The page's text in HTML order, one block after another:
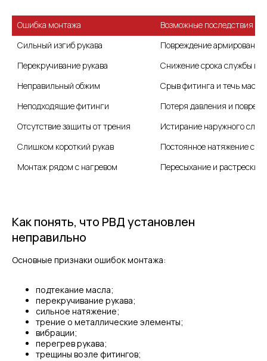
Ошибка монтажа
Возможные последствия
Сильный изгиб рукава
Повреждение армирования
Перекручивание рукава
Снижение срока службы и
Неправильный обжим
Срыв фитинга и течь масла
Неподходящие фитинги
Потеря давления и
Отсутствие защиты от трения
Истирание наружного слоя
Слишком короткий рукав
Постоянное натяжение
Монтаж рядом с нагревом
Пересыхание и
Как понять, что РВД установлен
неправильно
Основные признаки ошибок монтажа:
подтекание масла;
перекручивание рукава;
сильное натяжение;
трение о металлические элементы;
вибрации;
перегрев рукава;
трещины возле фитингов;